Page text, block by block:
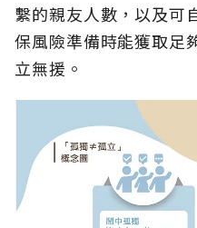
繫的親友人數，以及可
保風險準備時能獲取足
立無援。